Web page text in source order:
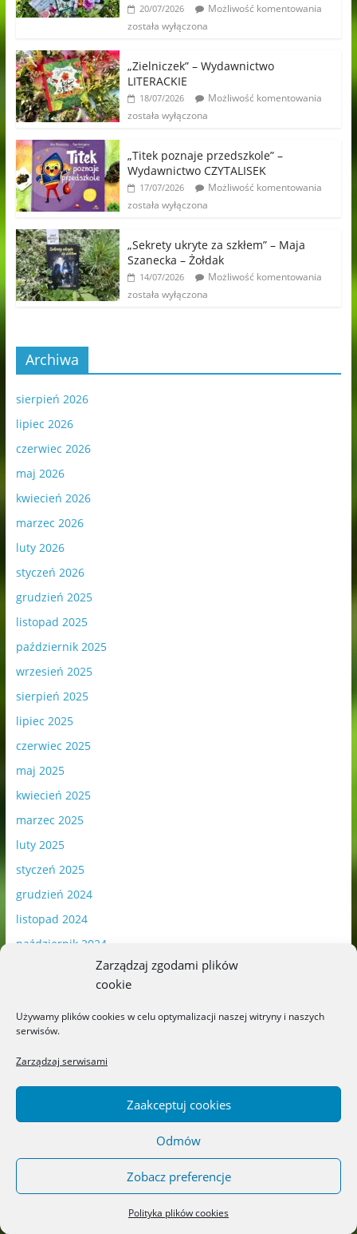
Zarządzaj zgodami plików
cookie
Używamy plików cookies w celu optymalizacji naszej witryny i naszych
serwisów.
Zarządzaj serwisami
Zaakceptuj cookies
Odmów
Zobacz preferencje
Polityka plików cookies
20/07/2026
Możliwość komentowania
została wyłączona
„Zielniczek” – Wydawnictwo
LITERACKIE
18/07/2026
Możliwość komentowania
została wyłączona
„Titek poznaje przedszkole” –
Wydawnictwo CZYTALISEK
17/07/2026
Możliwość komentowania
została wyłączona
„Sekrety ukryte za szkłem” – Maja
Szanecka – Żołdak
14/07/2026
Możliwość komentowania
została wyłączona
Archiwa
sierpień 2026
lipiec 2026
czerwiec 2026
maj 2026
kwiecień 2026
marzec 2026
luty 2026
styczeń 2026
grudzień 2025
listopad 2025
październik 2025
wrzesień 2025
sierpień 2025
lipiec 2025
czerwiec 2025
maj 2025
kwiecień 2025
marzec 2025
luty 2025
styczeń 2025
grudzień 2024
listopad 2024
październik 2024
lipiec 2024
maj 2024
kwiecień 2024
marzec 2024
styczeń 2024
grudzień 2023